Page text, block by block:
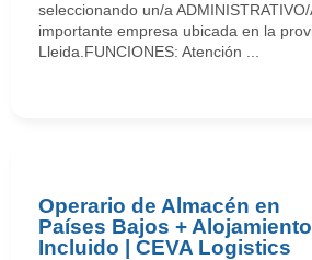
seleccionando un/a
importante empresa ubicada en la
Lleida.FUNCIONES: Atención ...
Operario de Almacén en
Países Bajos + Alojamiento
Incluido | CEVA Logistics